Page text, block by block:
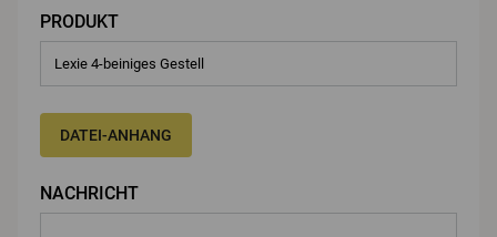
PRODUKT
DATEI-ANHANG
NACHRICHT